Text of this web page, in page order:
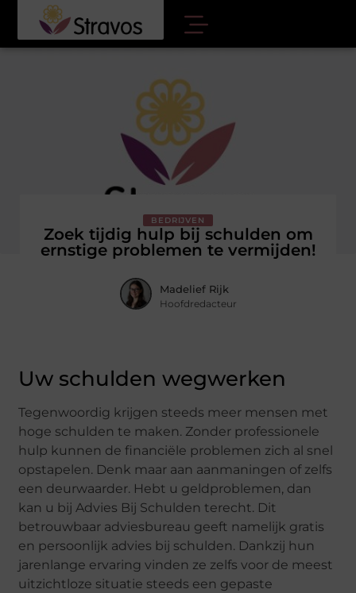
BEDRIJVEN
Zoek tijdig hulp bij schulden om
ernstige problemen te vermijden!
Madelief Rijk
Hoofdredacteur
Uw schulden wegwerken
Tegenwoordig krijgen steeds meer mensen met
hoge schulden te maken. Zonder professionele
hulp kunnen de financiële problemen zich al snel
opstapelen. Denk maar aan aanmaningen of zelfs
een deurwaarder. Hebt u geldproblemen, dan
kan u bij Advies Bij Schulden terecht. Dit
betrouwbaar adviesbureau geeft namelijk gratis
en persoonlijk advies bij schulden. Dankzij hun
jarenlange ervaring vinden ze zelfs voor de meest
uitzichtloze situatie steeds een gepaste